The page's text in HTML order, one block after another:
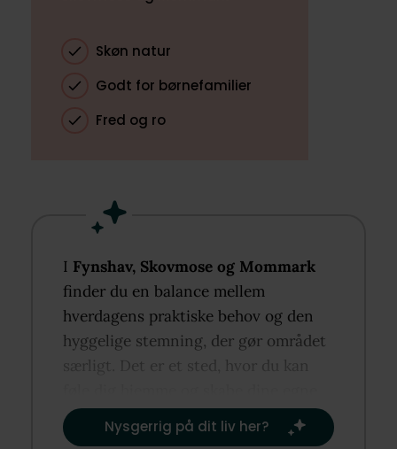
Skøn natur
Godt for børnefamilier
Fred og ro
I Fynshav, Skovmose og Mommark
finder du en balance mellem
hverdagens praktiske behov og den
hyggelige stemning, der gør området
særligt. Det er et sted, hvor du kan
rutiner og traditioner.​
Nysgerrig på dit liv her?​